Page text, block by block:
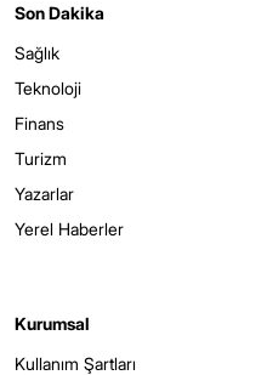
Son Dakika
Sağlık
Teknoloji
Finans
Turizm
Yazarlar
Yerel Haberler
Kurumsal
Kullanım Şartları